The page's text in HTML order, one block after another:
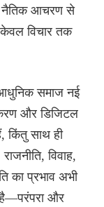
नैतिक आचरण से
केवल विचार तक
समाज नई
और डिजिटल
किंतु साथ ही
विवाह,
का प्रभाव अभी
है—परंपरा और